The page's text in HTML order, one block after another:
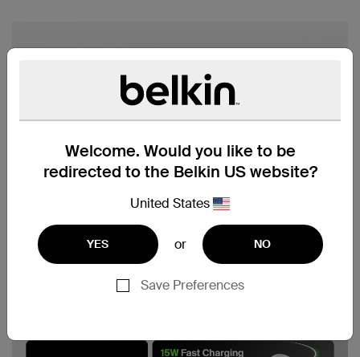
Welcome. Would you like to be
redirected to the Belkin US website?
United States
YES or NO
Save Preferences